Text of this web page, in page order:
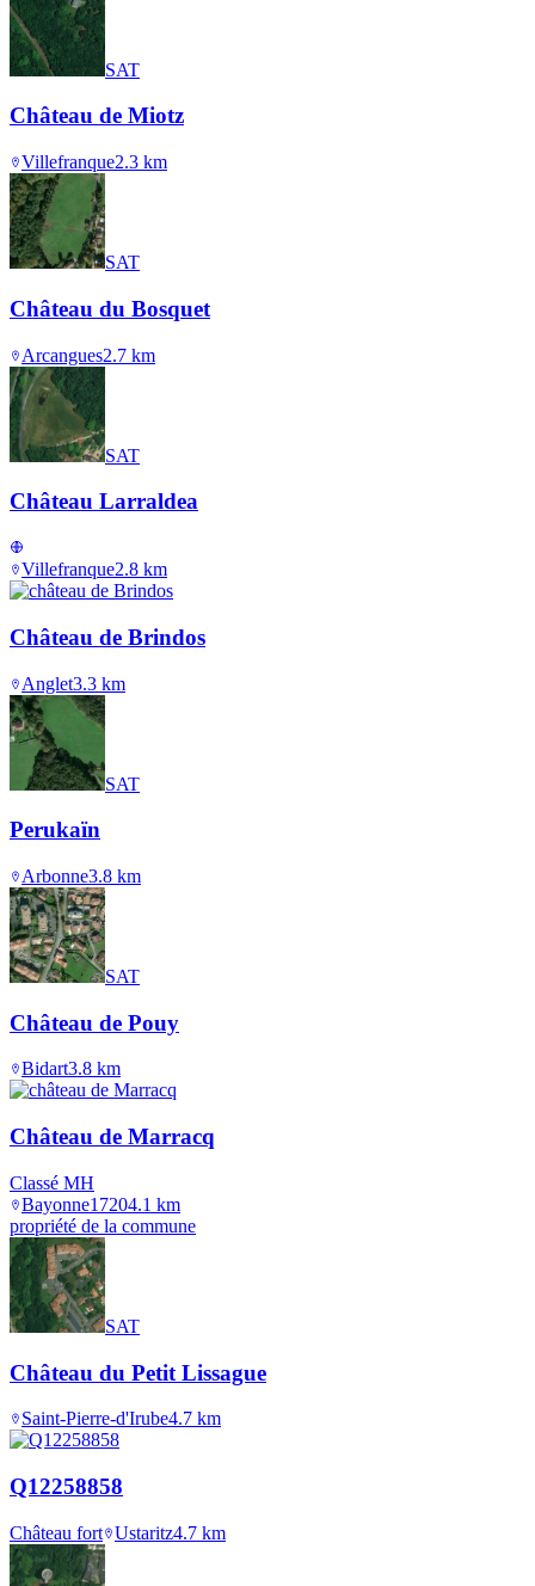
SAT
Château de Miotz
Villefranque2.3 km
SAT
Château du Bosquet
Arcangues2.7 km
SAT
Château Larraldea
Villefranque2.8 km
Château de Brindos
Anglet3.3 km
SAT
Perukaïn
Arbonne3.8 km
SAT
Château de Pouy
Bidart3.8 km
Château de Marracq
Classé MH
Bayonne17204.1 km
propriété de la commune
SAT
Château du Petit Lissague
Saint-Pierre-d'Irube4.7 km
Q12258858
Château fort Ustaritz4.7 km